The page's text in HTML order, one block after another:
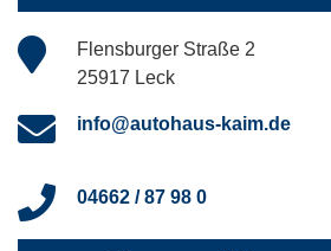
Flensburger Straße 2
25917 Leck
info@autohaus-kaim.de
04662 / 87 98 0